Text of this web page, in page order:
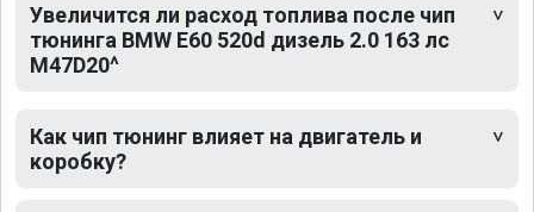
Увеличится ли расход топлива после чип
тюнинга BMW E60 520d дизель 2.0 163 лс
M47D20^
Как чип тюнинг влияет на двигатель и
коробку?